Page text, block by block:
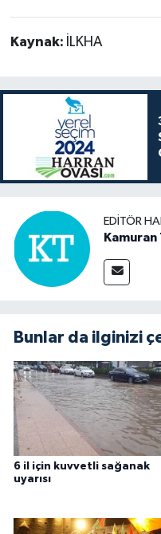
Kaynak: İLKHA
EDITÖR
Bunlar da ilginizi
6 il için kuvvetli sağanak
uyarısı